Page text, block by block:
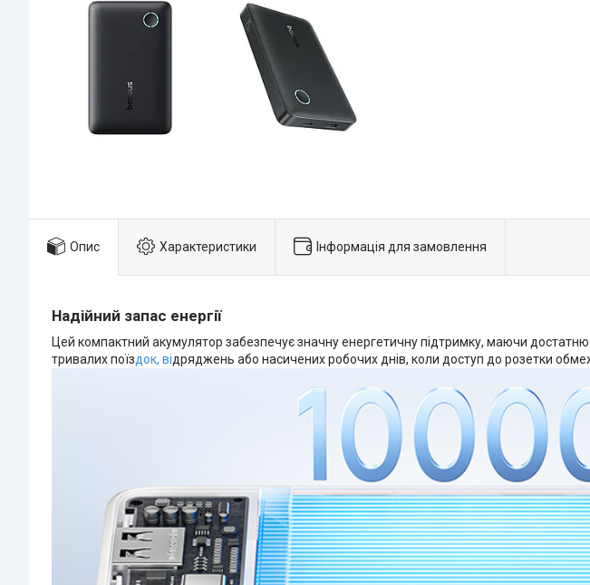
Опис Характеристики Інформація для замовлення
Надійний запас енергії
Цей компактний акумулятор забезпечує значну енергетичну підтримку, маючи
тривалих поїздок, відряджень або насичених робочих днів, коли доступ до розетки